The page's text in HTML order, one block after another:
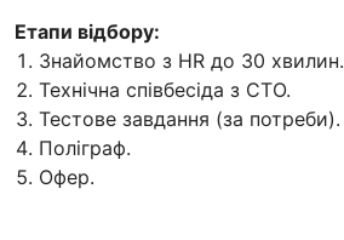
Етапи відбору:
Знайомство з HR до 30 хвилин.
Технічна співбесіда з CTO.
Тестове завдання (за потреби).
Поліграф.
Офер.